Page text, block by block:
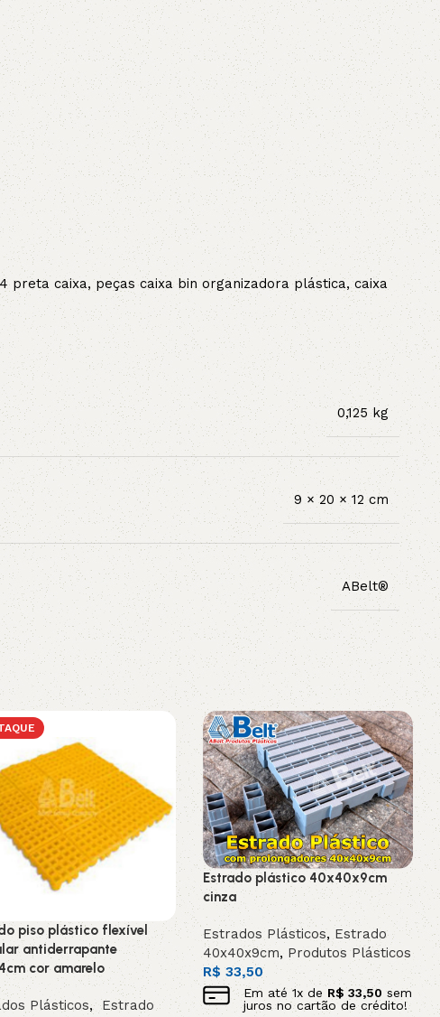
preta caixa, peças caixa bin organizadora plástica, caixa
0,125 kg
9 × 20 × 12 cm
ABelt®
piso plástico flexível
antiderrapante
cor amarelo
Plásticos, Estrado
Estrado plástico 40x40x9cm
cinza
Estrados Plásticos, Estrado
40x40x9cm, Produtos Plásticos
R$ 33,50
Em até1x de R$33,50 sem
juros no cartão de crédito!